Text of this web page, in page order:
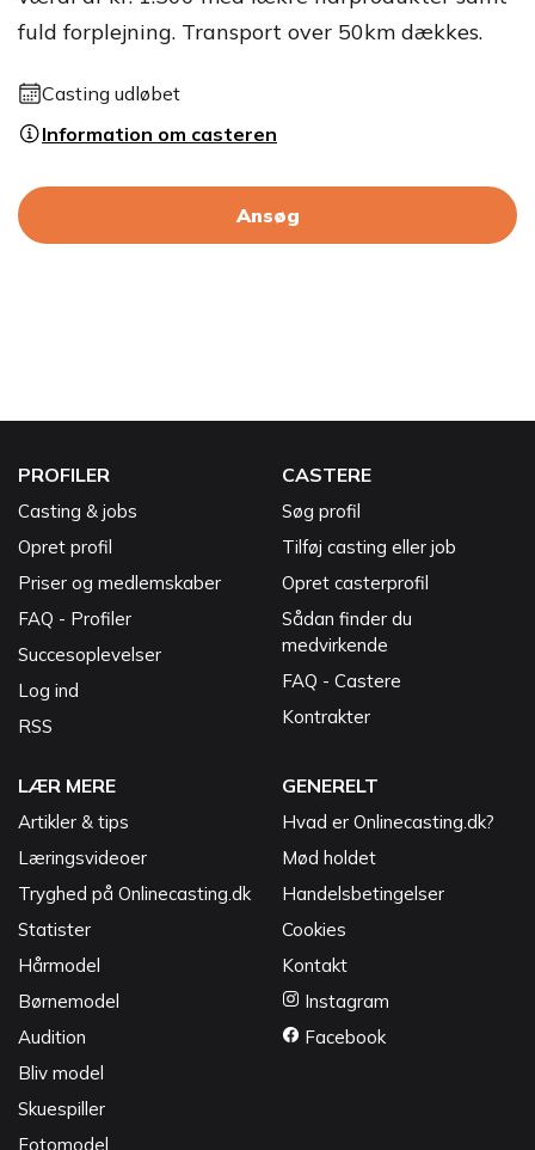
fuld forplejning. Transport over 50km dækkes.
Casting udløbet
Information om casteren
Ansøg
PROFILER
Casting & jobs
Opret profil
Priser og medlemskaber
FAQ - Profiler
Succesoplevelser
Log ind
RSS
CASTERE
Søg profil
Tilføj casting eller job
Opret casterprofil
Sådan finder du
medvirkende
FAQ - Castere
Kontrakter
LÆR MERE
Artikler & tips
Læringsvideoer
Tryghed på Onlinecasting.dk
Statister
Hårmodel
Børnemodel
Audition
Bliv model
Skuespiller
Fotomodel
GENERELT
Hvad er Onlinecasting.dk?
Mød holdet
Handelsbetingelser
Cookies
Kontakt
Instagram
Facebook